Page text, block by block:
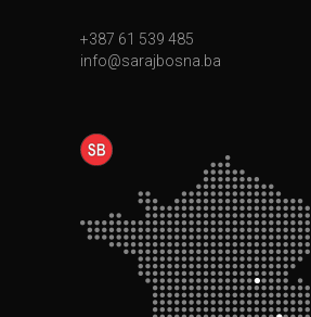
+387 61 539 485
info@sarajbosna.ba